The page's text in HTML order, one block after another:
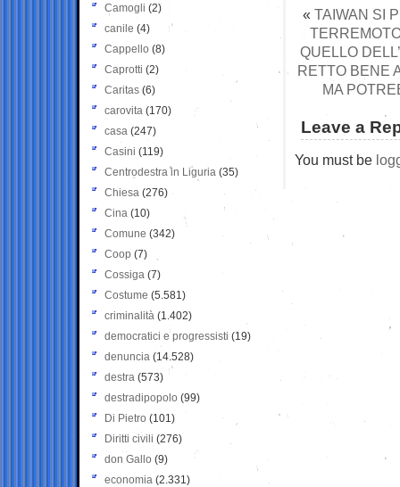
« TAIWAN SI
QUELLO
RETTO BENE
MA
Leave a
You must be
Camogli (2)
canile (4)
Cappello (8)
Caprotti (2)
Caritas (6)
carovita (170)
casa (247)
Casini (119)
Centrodestra in Liguria (35)
Chiesa (276)
Cina (10)
Comune (342)
Coop (7)
Cossiga (7)
Costume (5.581)
criminalità (1.402)
democratici e progressisti (19)
denuncia (14.528)
destra (573)
destradipopolo (99)
Di Pietro (101)
Diritti civili (276)
don Gallo (9)
economia (2.331)